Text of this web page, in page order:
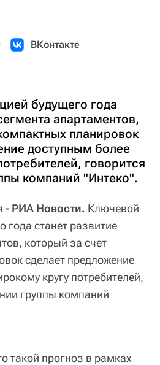
ВКонтакте
будущего года
апартаментов,
планировок
доступным более
говорится
компаний "Интеко".
- РИА Новости. Ключевой
года станет развитие
который за счет
сделает предложение
кругу потребителей,
группы компаний
такой прогноз в рамках